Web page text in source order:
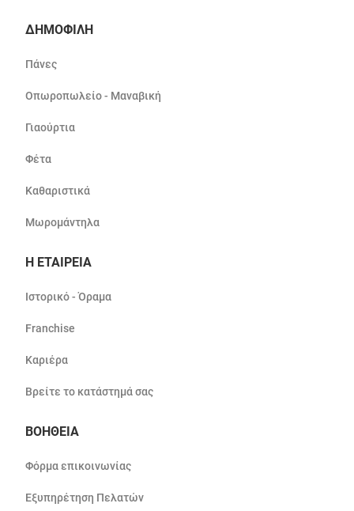
ΔΗΜΟΦΙΛΗ
Πάνες
Οπωροπωλείο - Μαναβική
Γιαούρτια
Φέτα
Καθαριστικά
Μωρομάντηλα
Η ΕΤΑΙΡΕΙΑ
Ιστορικό - Όραμα
Franchise
Καριέρα
Βρείτε το κατάστημά σας
ΒΟΗΘΕΙΑ
Φόρμα επικοινωνίας
Εξυπηρέτηση Πελατών